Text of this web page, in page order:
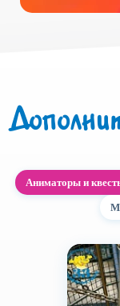
Аниматоры и